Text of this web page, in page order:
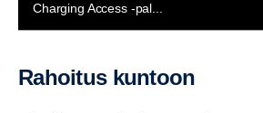
Charging Access -pal...
rahoitus kuntoon